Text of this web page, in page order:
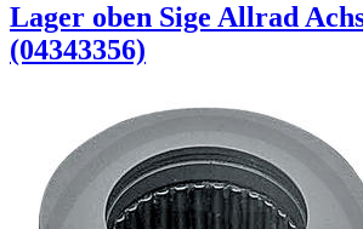
Lager oben Sige Allrad
(04343356)